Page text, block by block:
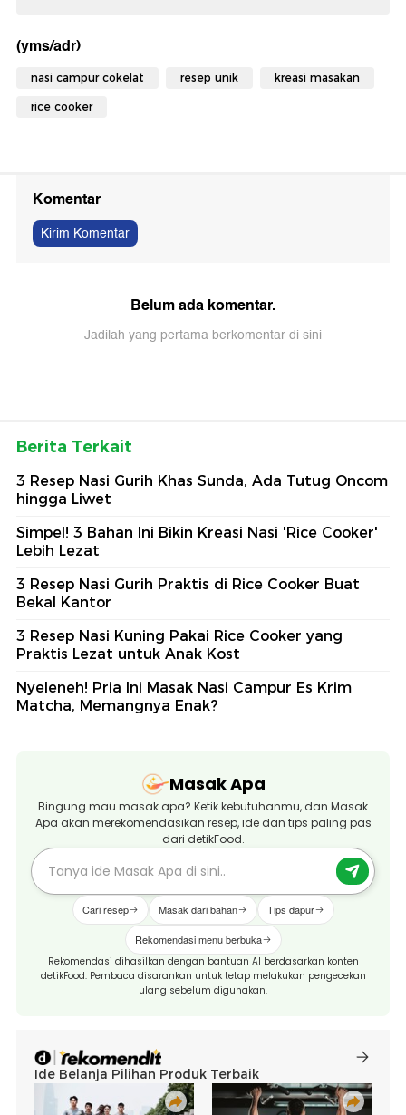
(yms/adr)
nasi campur cokelat resep unik kreasi masakan
rice cooker
Komentar
Kirim Komentar
Belum ada komentar.
Jadilah yang pertama berkomentar di sini
Berita Terkait
3 Resep Nasi Gurih Khas Sunda, Ada Tutug Oncom
hingga Liwet
Simpel! 3 Bahan Ini Bikin Kreasi Nasi 'Rice Cooker'
Lebih Lezat
3 Resep Nasi Gurih Praktis di Rice Cooker Buat
Bekal Kantor
3 Resep Nasi Kuning Pakai Rice Cooker yang
Praktis Lezat untuk Anak Kost
Nyeleneh! Pria Ini Masak Nasi Campur Es Krim
Matcha, Memangnya Enak?
Masak Apa
Bingung mau masak apa? Ketik kebutuhanmu, dan Masak
Apa akan merekomendasikan resep, ide dan tips paling pas
dari detikFood.
Cari resep Masak dari bahan Tips dapur
Rekomendasi menu berbuka
Rekomendasi dihasilkan dengan bantuan AI berdasarkan konten
detikFood. Pembaca disarankan untuk tetap melakukan pengecekan
ulang sebelum digunakan.